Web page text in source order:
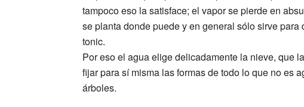
tampoco eso la satisface; el vapor se pierde en
se planta donde puede y en general sólo sirve
tonic.
Por eso el agua elige delicadamente la nieve, que
fijar para sí misma las formas de todo lo que no es
árboles.